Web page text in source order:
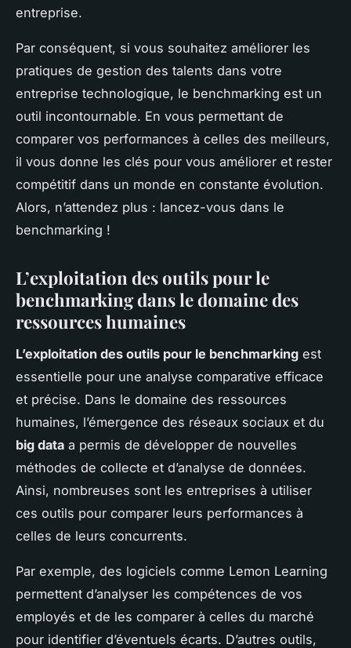
entreprise.
Par conséquent, si vous souhaitez améliorer les
pratiques de gestion des talents dans votre
entreprise technologique, le benchmarking est un
outil incontournable. En vous permettant de
comparer vos performances à celles des meilleurs,
il vous donne les clés pour vous améliorer et rester
compétitif dans un monde en constante évolution.
Alors, n’attendez plus : lancez-vous dans le
benchmarking !
L’exploitation des outils pour le
benchmarking dans le domaine des
ressources humaines
L’exploitation des outils pour le benchmarking est
essentielle pour une analyse comparative efficace
et précise. Dans le domaine des ressources
humaines, l’émergence des réseaux sociaux et du
big data a permis de développer de nouvelles
méthodes de collecte et d’analyse de données.
Ainsi, nombreuses sont les entreprises à utiliser
ces outils pour comparer leurs performances à
celles de leurs concurrents.
Par exemple, des logiciels comme Lemon Learning
permettent d’analyser les compétences de vos
employés et de les comparer à celles du marché
pour identifier d’éventuels écarts. D’autres outils,